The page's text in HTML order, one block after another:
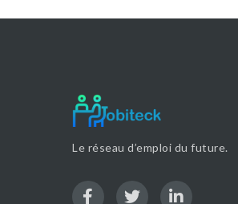
Le réseau d’emploi du future.